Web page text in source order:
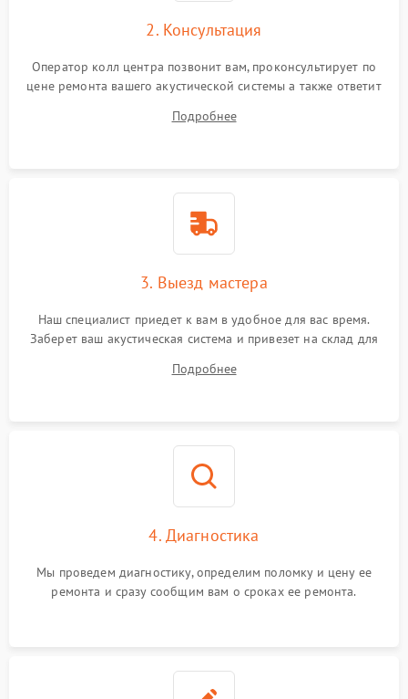
2. Консультация
Оператор колл центра позвонит вам, проконсультирует по
цене ремонта вашего акустической системы а также ответит
Подробнее
3. Выезд мастера
Наш специалист приедет к вам в удобное для вас время.
Заберет ваш акустическая система и привезет на склад для
Подробнее
4. Диагностика
Мы проведем диагностику, определим поломку и цену ее
ремонта и сразу сообщим вам о сроках ее ремонта.